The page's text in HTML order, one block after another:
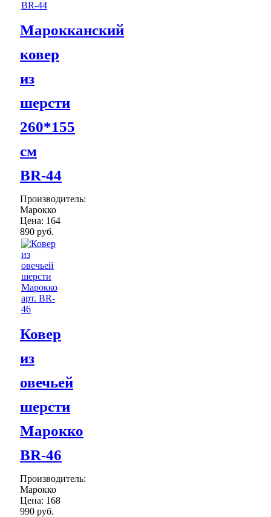
Марокканский
ковер
из
шерсти
260*155
см
ВR-44
Производитель:
Марокко
Цена: 164
890 руб.
Ковер
из
овечьей
шерсти
Марокко
BR-46
Производитель:
Марокко
Цена: 168
990 руб.